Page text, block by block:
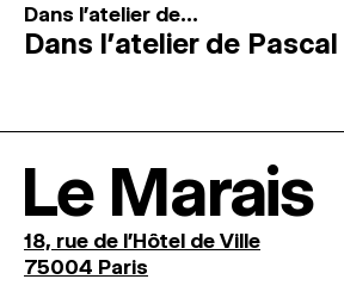
Dans l'atelier de...
Dans l’atelier de
Le Marais
18, rue de l'Hôtel de Ville
75004 Paris